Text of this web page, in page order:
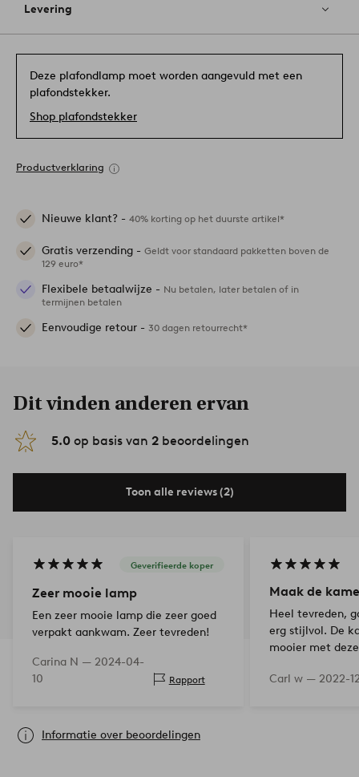
Levering
Deze plafondlamp moet worden aangevuld met een
plafondstekker.
Shop plafondstekker
Productverklaring
Nieuwe klant? - 40% korting op het duurste artikel*
Gratis verzending - Geldt voor standaard pakketten boven de
129 euro*
Flexibele betaalwijze - Nu betalen, later betalen of in
termijnen betalen
Eenvoudige retour - 30 dagen retourrecht*
Dit vinden anderen ervan
5.0 op basis van 2 beoordelingen
Toon alle reviews (2)
Geverifieerde koper
Zeer mooie lamp
Een zeer mooie lamp die zeer goed
verpakt aankwam. Zeer tevreden!
Carina N — 2024-04-
10
Rapport
Maak de
Heel tevreden,
erg stijlvol. De
mooier met
Carl w — 2022-
Informatie over beoordelingen